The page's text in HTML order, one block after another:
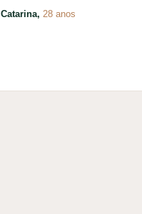
Catarina,28 anos